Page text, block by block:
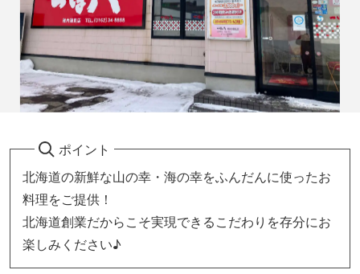
ポイント
北海道の新鮮な山の幸・海の幸をふんだんに使ったお
料理をご提供！
北海道創業だからこそ実現できるこだわりを存分にお
楽しみください♪